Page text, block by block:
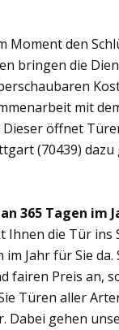
Moment den
bringen die
mit
öffnet
(70439)
365 Tagen im
Ihnen die Tür ins
Jahr für Sie
Preis an,
Türen aller
Dabei gehen